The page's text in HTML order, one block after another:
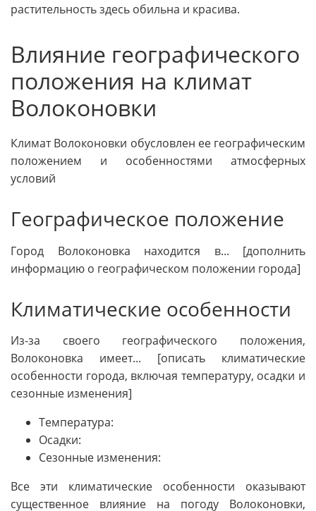
растительность здесь обильна и красива.
Влияние географического
положения на климат
Волоконовки
Климат Волоконовки обусловлен ее географическим
положением и особенностями атмосферных
условий
Географическое положение
Город Волоконовка находится в... [дополнить
информацию о географическом положении города]
Климатические особенности
Из-за своего географического положения,
Волоконовка имеет... [описать климатические
особенности города, включая температуру, осадки и
сезонные изменения]
Температура:
Осадки:
Сезонные изменения:
Все эти климатические особенности оказывают
существенное влияние на погоду Волоконовки,